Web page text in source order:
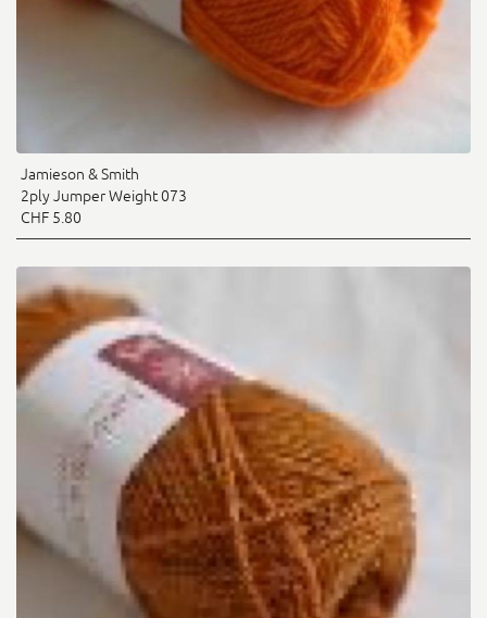
Jamieson & Smith
2ply Jumper Weight 073
CHF 5.80